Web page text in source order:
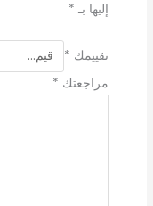
إليها بـ *
تقييمك *
مراجعتك *